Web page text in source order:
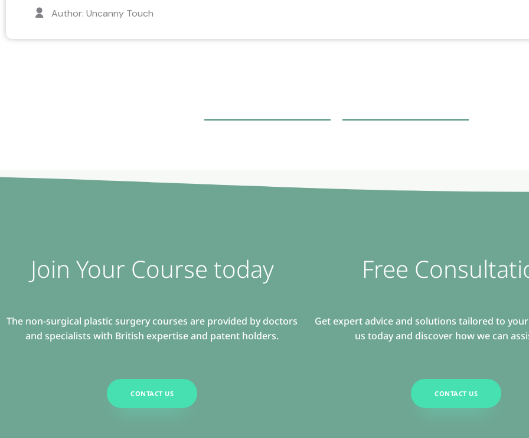
Author: Uncanny Touch
Join Your Course today
The non-surgical plastic surgery courses are provided by doctors
and specialists with British expertise and patent holders.
CONTACT US
Free
Get expert advice and solutions tailored to
us today and discover how we can
CONTACT US